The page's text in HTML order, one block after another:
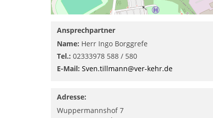
Ansprechpartner
Name: Herr Ingo Borggrefe
Tel.: 02333978 588 / 580
E-Mail: Sven.tillmann@ver-kehr.de
Adresse:
Wuppermannshof 7